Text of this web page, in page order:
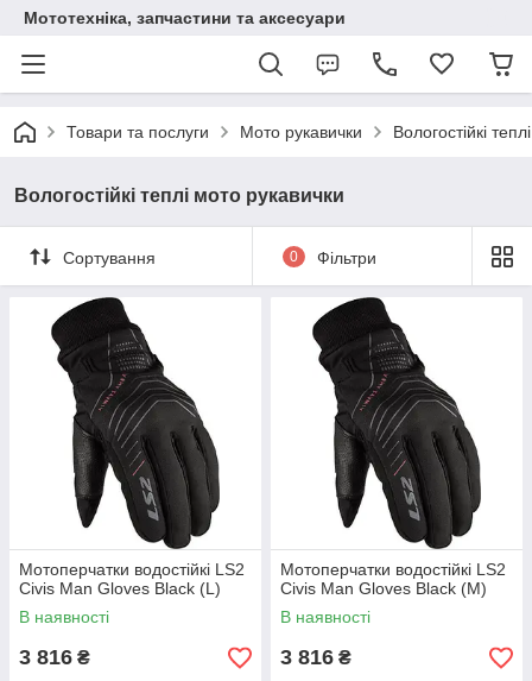
Мототехніка, запчастини та аксесуари
Товари та послуги Мото рукавички Вологостійкі
Вологостійкі теплі мото рукавички
Сортування 0 Фільтри
Мотоперчатки водостійкі LS2
Civis Man Gloves Black (L)
В наявності
3 816 ₴
Мотоперчатки водостійкі LS2
Civis Man Gloves Black (M)
В наявності
3 816 ₴